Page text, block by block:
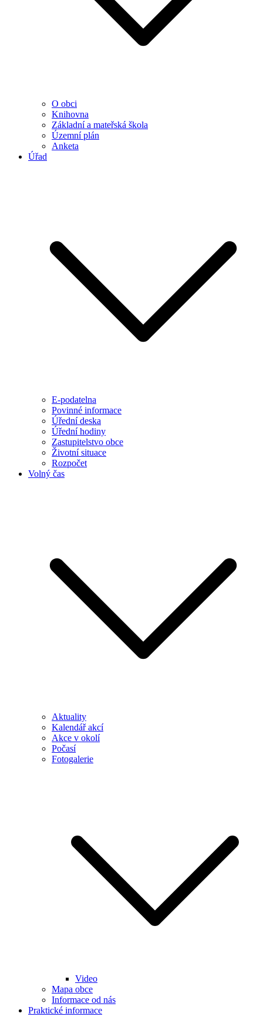
O obci
Knihovna
Základní a mateřská škola
Územní plán
Anketa
Úřad
E-podatelna
Povinné informace
Úřední deska
Úřední hodiny
Zastupitelstvo obce
Životní situace
Rozpočet
Volný čas
Aktuality
Kalendář akcí
Akce v okolí
Počasí
Fotogalerie
Video
Mapa obce
Informace od nás
Praktické informace